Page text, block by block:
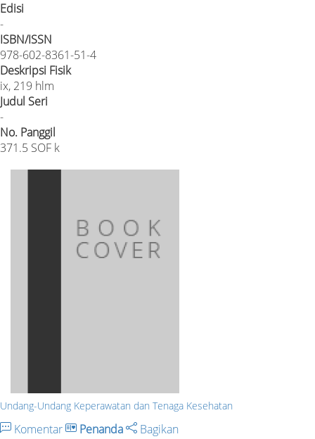
Edisi
-
ISBN/ISSN
978-602-8361-51-4
Deskripsi Fisik
ix, 219 hlm
Judul Seri
-
No. Panggil
371.5 SOF k
Undang-Undang Keperawatan dan Tenaga Kesehatan
Komentar Penanda Bagikan